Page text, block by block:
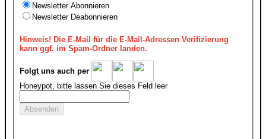
Newsletter Abonnieren
Newsletter Deabonnieren
Hinweis! Die E-Mail für die E-Mail-Adressen Verifizierung
kann ggf. im Spam-Ordner landen.
Folgt uns auch per
Honeypot, bitte lassen Sie dieses Feld leer